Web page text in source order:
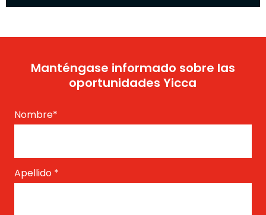
Manténgase informado sobre las
oportunidades Yicca
Nombre*
Apellido *